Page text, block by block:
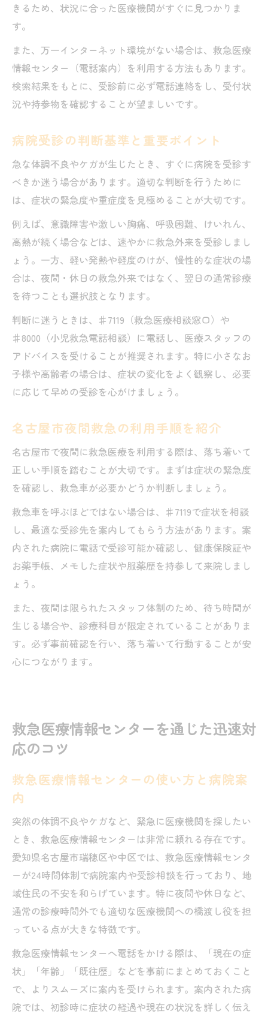
きるため、状況に合った医療機関がすぐに見つかりま
す。
また、万一インターネット環境がない場合は、救急医療
情報センター（電話案内）を利用する方法もあります。
検索結果をもとに、受診前に必ず電話連絡をし、受付状
況や持参物を確認することが望ましいです。
病院受診の判断基準と重要ポイント
急な体調不良やケガが生じたとき、すぐに病院を受診す
べきか迷う場合があります。適切な判断を行うために
は、症状の緊急度や重症度を見極めることが大切です。
例えば、意識障害や激しい胸痛、呼吸困難、けいれん、
高熱が続く場合などは、速やかに救急外来を受診しまし
ょう。一方、軽い発熱や軽度のけが、慢性的な症状の場
合は、夜間・休日の救急外来ではなく、翌日の通常診療
を待つことも選択肢となります。
判断に迷うときは、♯7119（救急医療相談窓口）や
♯8000（小児救急電話相談）に電話し、医療スタッフの
アドバイスを受けることが推奨されます。特に小さなお
子様や高齢者の場合は、症状の変化をよく観察し、必要
に応じて早めの受診を心がけましょう。
名古屋市夜間救急の利用手順を紹介
名古屋市で夜間に救急医療を利用する際は、落ち着いて
正しい手順を踏むことが大切です。まずは症状の緊急度
を確認し、救急車が必要かどうか判断しましょう。
救急車を呼ぶほどではない場合は、♯7119で症状を相談
し、最適な受診先を案内してもらう方法があります。案
内された病院に電話で受診可能か確認し、健康保険証や
お薬手帳、メモした症状や服薬歴を持参して来院しまし
ょう。
また、夜間は限られたスタッフ体制のため、待ち時間が
生じる場合や、診療科目が限定されていることがありま
す。必ず事前確認を行い、落ち着いて行動することが安
心につながります。
救急医療情報センターを通じた迅速対
応のコツ
救急医療情報センターの使い方と病院案
内
突然の体調不良やケガなど、緊急に医療機関を探したい
とき、救急医療情報センターは非常に頼れる存在です。
愛知県名古屋市瑞穂区や中区では、救急医療情報センタ
ーが24時間体制で病院案内や受診相談を行っており、地
域住民の不安を和らげています。特に夜間や休日など、
通常の診療時間外でも適切な医療機関への橋渡し役を担
っている点が大きな特徴です。
救急医療情報センターへ電話をかける際は、「現在の症
状」「年齢」「既往歴」などを事前にまとめておくこと
で、よりスムーズに案内を受けられます。案内された病
院では、初診時に症状の経過や現在の状況を詳しく伝え